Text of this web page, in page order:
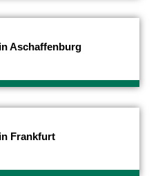
Aschaffenburg
Frankfurt